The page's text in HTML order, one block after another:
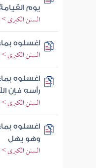
يوم
السنن الكبرى
اغسلوه
السنن الكبرى
اغسلوه
رأسه فإن
السنن الكبرى
اغسلوه
وهو يهل
السنن الكبرى